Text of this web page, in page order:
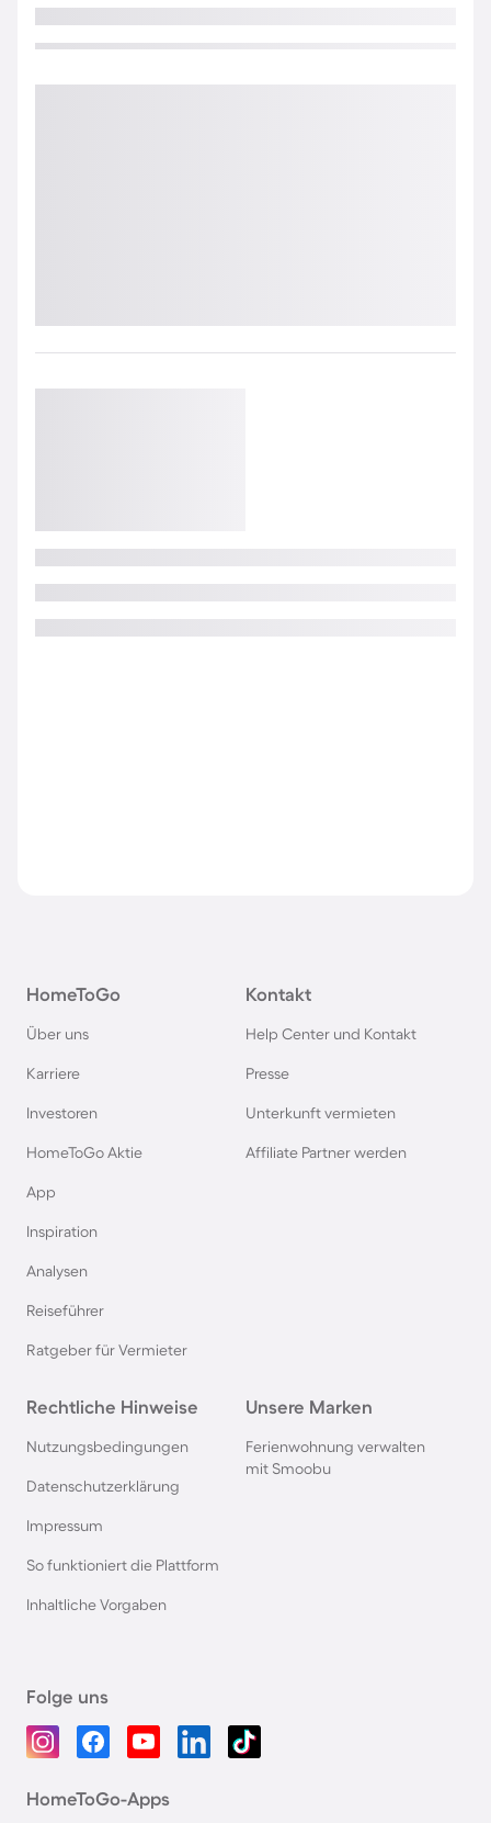
HomeToGo
Über uns
Karriere
Investoren
HomeToGo Aktie
App
Inspiration
Analysen
Reiseführer
Ratgeber für Vermieter
Kontakt
Help Center und Kontakt
Presse
Unterkunft vermieten
Affiliate Partner werden
Rechtliche Hinweise
Nutzungsbedingungen
Datenschutzerklärung
Impressum
So funktioniert die Plattform
Inhaltliche Vorgaben
Unsere Marken
Ferienwohnung verwalten
mit Smoobu
Folge uns
HomeToGo-Apps